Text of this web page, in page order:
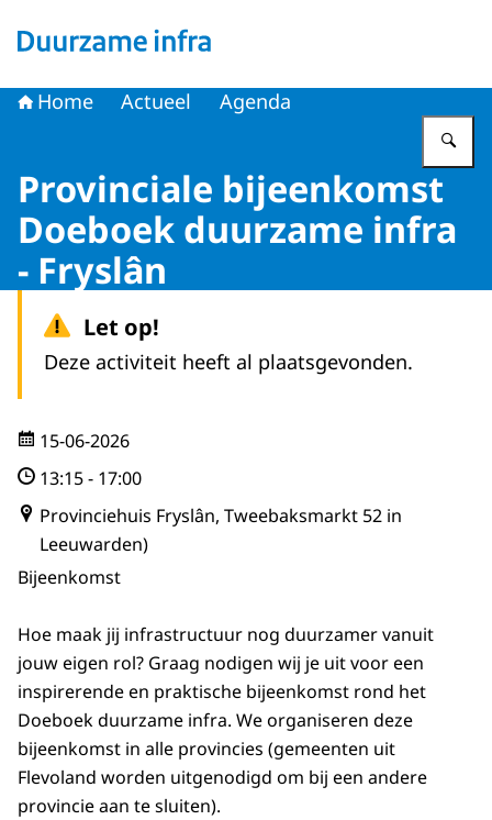
Home Actueel Agenda
Provinciale bijeenkomst
Doeboek duurzame infra
- Fryslân
Let op!
Deze activiteit heeft al plaatsgevonden.
15-06-2026
13:15- 17:00
Provinciehuis Fryslân, Tweebaksmarkt 52 in
Leeuwarden)
Bijeenkomst
Hoe maak jij infrastructuur nog duurzamer vanuit
jouw eigen rol? Graag nodigen wij je uit voor een
inspirerende en praktische bijeenkomst rond het
Doeboek duurzame infra. We organiseren deze
bijeenkomst in alle provincies (gemeenten uit
Flevoland worden uitgenodigd om bij een andere
provincie aan te sluiten).